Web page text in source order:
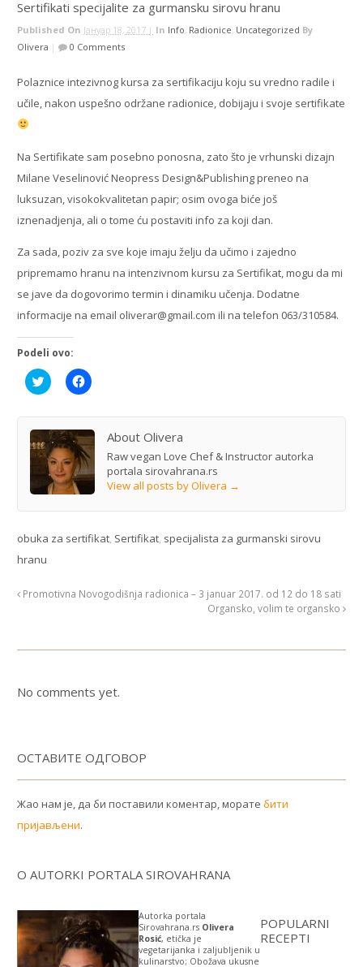
Sertifikati specijalite za gurmansku sirovu hranu
Published On Јануар 18, 2017 | In Info Radionice Uncategorized By
Olivera | 0 Comments
Polaznice intezivnog kursa za sertifikaciju koju su vredno radile i
učile, nakon uspešno održane radionice, dobijaju i svoje sertifikate
Na Sertifikate sam posebno ponosna, zato što je vrhunski dizajn
Milane Veselinović Neopress Design&Publishing preneo na
luksuzan, visokokvalitetan papir; osim ovoga biće još
iznenadjenja, ali o tome ću postaviti info za koji dan.
Za sada, poziv za sve koje imaju želju da učimo i zajedno
pripremamo hranu na intenzivnom kursu za Sertifikat, mogu da mi
se jave da dogovorimo termin i dinamiku učenja. Dodatne
informacije na email oliverar@gmail.com ili na telefon 063/310584.
Podeli ovo:
Click
to
(Opens
in
new
window)
Click
to
(Opens
in
new
window)
About Olivera
Raw vegan Love Chef & Instructor autorka
portala sirovahrana.rs
View all posts by Olivera →
obuka za sertifikat, Sertifikat, specijalista za gurmanski sirovu
hranu
Promotivna Novogodišnja radionica – 3 januar 2017. od 12 do 18 sati
Organsko, volim te organsko
No comments yet.
ОСТАВИТЕ ОДГОВОР
Жао нам је, да би поставили коментар, морате бити
пријављени.
O AUTORKI PORTALA SIROVAHRANA
Autorka portala
Sirovahrana.rs Olivera
Rosić, etička je
vegetarijanka i zaljubljenik u
kulinarstvo; Obožava ukusne
POPULARNI
RECEPTI